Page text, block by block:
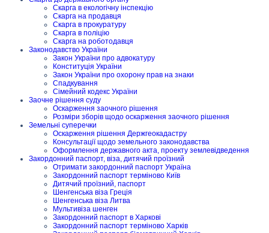
Скарга в екологічну інспекцію
Скарга на продавця
Скарга в прокуратуру
Скарга в поліцію
Скарга на роботодавця
Законодавство України
Закон України про адвокатуру
Конституція України
Закон України про охорону прав на знаки
Спадкування
Сімейний кодекс України
Заочне рішення суду
Оскарження заочного рішення
Розміри зборів щодо оскарження заочного рішення
Земельні суперечки
Оскарження рішення Держгеокадастру
Консультації щодо земельного законодавства
Оформлення державного акта, проекту землевідведення
Закордонний паспорт, віза, дитячий проїзний
Отримати закордонний паспорт Україна
Закордонний паспорт терміново Київ
Дитячий проїзний, паспорт
Шенгенська віза Греція
Шенгенська віза Литва
Мультивіза шенген
Закордонний паспорт в Харкові
Закордонний паспорт терміново Харків